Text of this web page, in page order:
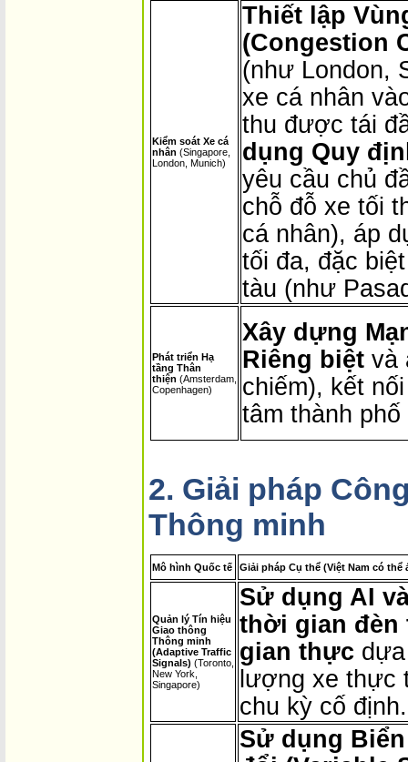
Kiểm soát Xe cá
nhân (Singapore,
London, Munich)
Thiết lập
(Congestion
(như London,
xe cá nhân
thu được tái
dụng Quy
yêu cầu chủ
chỗ đỗ xe tối
cá nhân), áp
tối đa, đặc
tàu (như
Phát triển Hạ
tầng Thân
thiện (Amsterdam,
Copenhagen)
Xây dựng
Riêng biệt và
chiếm), kết
tâm thành
2. Giải pháp
Thông minh
Mô hình Quốc tế Giải pháp Cụ thể (Việt Nam có thể
Quản lý Tín hiệu
Giao thông
Thông minh
(Adaptive Traffic
Signals) (Toronto,
New York,
Singapore)
Sử dụng AI
thời gian đèn
gian thực
lượng xe thực
chu kỳ cố định.
Sử dụng